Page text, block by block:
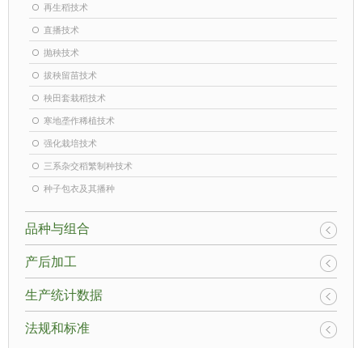
再生稻技术
直播技术
抛秧技术
拔秧留苗技术
秧田套栽稻技术
寒地垄作稀植技术
强化栽培技术
三系杂交稻繁制种技术
种子包衣及其播种
品种与组合
产后加工
生产统计数据
法规和标准